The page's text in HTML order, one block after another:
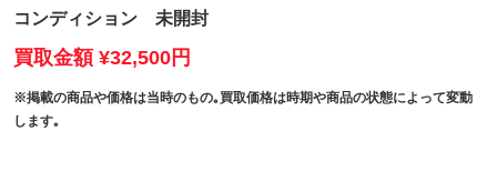
コンディション
未開封
買取金額 ¥32,500円
※掲載の商品や価格は当時のもの｡買取価格は時期や商品の状態によって変動
します｡